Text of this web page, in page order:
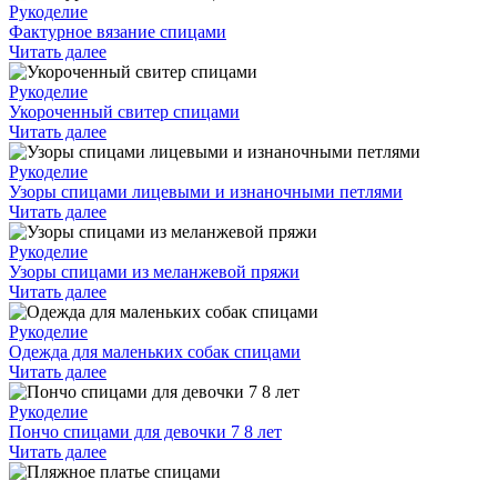
Рукоделие
Фактурное вязание спицами
Читать далее
Рукоделие
Укороченный свитер спицами
Читать далее
Рукоделие
Узоры спицами лицевыми и изнаночными петлями
Читать далее
Рукоделие
Узоры спицами из меланжевой пряжи
Читать далее
Рукоделие
Одежда для маленьких собак спицами
Читать далее
Рукоделие
Пончо спицами для девочки 7 8 лет
Читать далее